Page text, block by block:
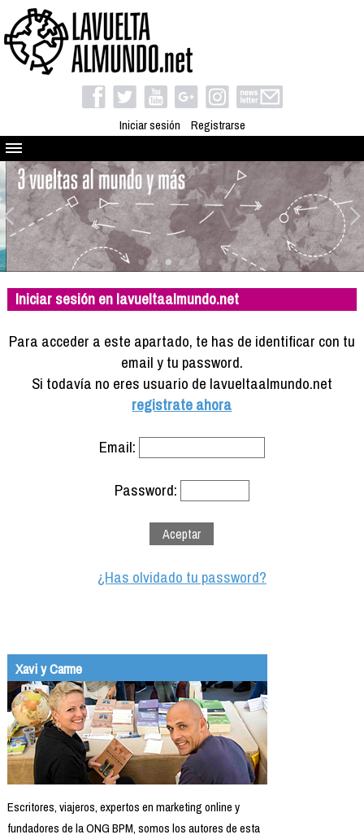
Iniciar sesión Registrarse
Quienes somos
El proyecto
Blog
Viaja con nosotros
Camino solidario
Libros
Compañeros de viaje
Info viajeros
Iniciar sesión en lavueltaalmundo.net
Para acceder a este apartado, te has de identificar con tu
email y tu password.
Si todavía no eres usuario de lavueltaalmundo.net
registrate ahora
Email:
Password:
¿Has olvidado tu password?
Xavi y Carme
Escritores, viajeros, expertos en marketing online y
fundadores de la ONG BPM, somos los autores de esta